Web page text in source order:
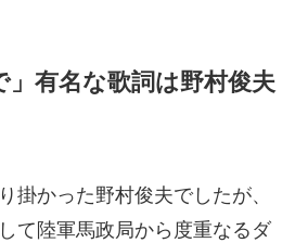
」有名な歌詞は野村俊夫
掛かった野村俊夫でしたが、
て陸軍馬政局から度重なるダ